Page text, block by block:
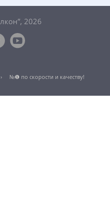
2026
№❶ по скорости и качеству!